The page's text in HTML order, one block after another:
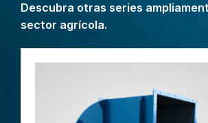
Descubra otras series
sector agrícola.